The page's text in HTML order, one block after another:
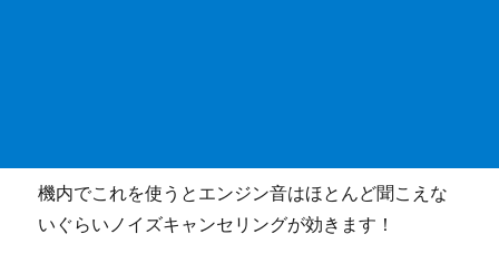
機内でこれを使うとエンジン音はほとんど聞こえな
いぐらいノイズキャンセリングが効きます！